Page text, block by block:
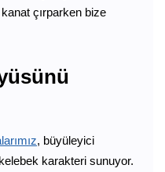
çırparken bize
, büyüleyici
karakteri sunuyor.